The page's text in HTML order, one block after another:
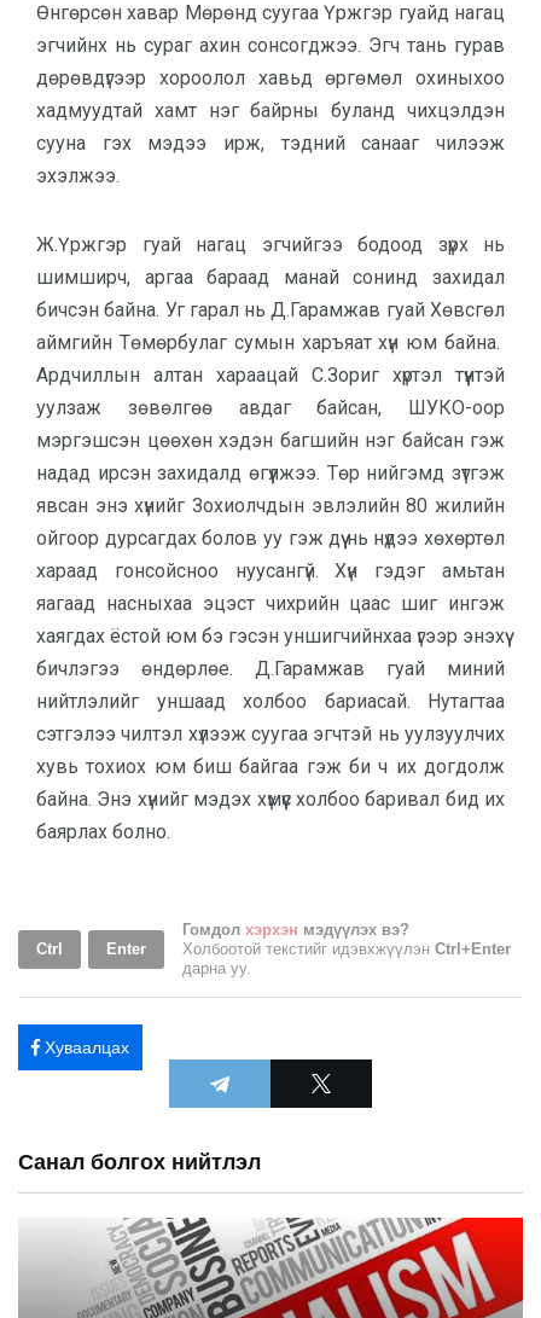
Өнгөрсөн хавар Мөрөнд суугаа Үржгэр гуайд нагац
эгчийнх нь сураг ахин сонсогджээ. Эгч тань гурав
дөрөвдүгээр хороолол хавьд өргөмөл охиныхоо
хадмуудтай хамт нэг байрны буланд чихцэлдэн
сууна гэх мэдээ ирж, тэдний санааг чилээж
эхэлжээ.
Ж.Үржгэр гуай нагац эгчийгээ бодоод зүрх нь
шимширч, аргаа бараад манай сонинд захидал
бичсэн байна. Уг гарал нь Д.Гарамжав гуай Хөвсгөл
аймгийн Төмөрбулаг сумын харъяат хүн юм байна.
Ардчиллын алтан хараацай С.Зориг хүртэл түүнтэй
уулзаж зөвөлгөө авдаг байсан, ШУКО-оор
мэргэшсэн цөөхөн хэдэн багшийн нэг байсан гэж
надад ирсэн захидалд өгүүлжээ. Төр нийгэмд зүтгэж
явсан энэ хүнийг Зохиолчдын эвлэлийн 80 жилийн
ойгоор дурсагдах болов уу гэж дүү нь нүдээ хөхөртөл
хараад гонсойсноо нуусангүй. Хүн гэдэг амьтан
яагаад насныхаа эцэст чихрийн цаас шиг ингэж
хаягдах ёстой юм бэ гэсэн уншигчийнхаа үгээр энэхүү
бичлэгээ өндөрлөе. Д.Гарамжав гуай миний
нийтлэлийг уншаад холбоо бариасай. Нутагтаа
сэтгэлээ чилтэл хүлээж суугаа эгчтэй нь уулзуулчих
хувь тохиох юм биш байгаа гэж би ч их догдолж
байна. Энэ хүнийг мэдэх хүмүүс холбоо баривал бид их
баярлах болно.
Ctrl Enter
Гомдол хэрхэн мэдүүлэх вэ?
Холбоотой текстийг идэвхжүүлэн Ctrl+Enter
дарна уу.
Хуваалцах
Санал болгох нийтлэл